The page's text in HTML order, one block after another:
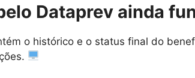
Dataprev ainda
o histórico e o status final do